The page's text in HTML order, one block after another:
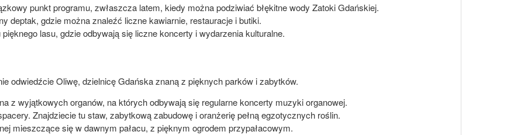
punkt programu, zwłaszcza latem, kiedy można podziwiać błękitne wody Zatoki Gdańskiej.
deptak, gdzie można znaleźć liczne kawiarnie, restauracje i butiki.
lasu, gdzie odbywają się liczne koncerty i wydarzenia kulturalne.
odwiedźcie Oliwę, dzielnicę Gdańska znaną z pięknych parków i zabytków.
z wyjątkowych organów, na których odbywają się regularne koncerty muzyki organowej.
Znajdziecie tu staw, zabytkową zabudowę i oranżerię pełną egzotycznych roślin.
mieszczące się w dawnym pałacu, z pięknym ogrodem przypałacowym.